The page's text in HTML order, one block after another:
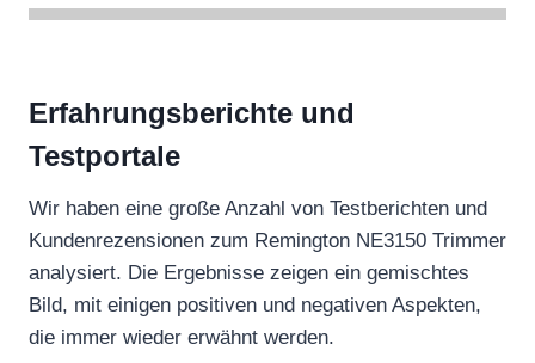
Erfahrungsberichte und
Testportale
Wir haben eine große Anzahl von Testberichten und
Kundenrezensionen zum Remington NE3150 Trimmer
analysiert. Die Ergebnisse zeigen ein gemischtes
Bild, mit einigen positiven und negativen Aspekten,
die immer wieder erwähnt werden.